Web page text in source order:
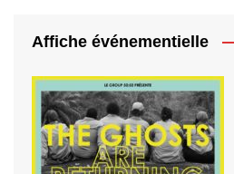
Affiche événementielle